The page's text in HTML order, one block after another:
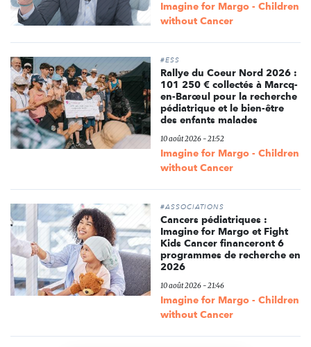
Imagine for Margo - Children
without Cancer
#ESS
Rallye du Coeur Nord 2026 :
101 250 € collectés à Marcq-
en-Barœul pour la recherche
pédiatrique et le bien-être
des enfants malades
10 août 2026 - 21:52
Imagine for Margo - Children
without Cancer
#ASSOCIATIONS
Cancers pédiatriques :
Imagine for Margo et Fight
Kids Cancer financeront 6
programmes de recherche en
2026
10 août 2026 - 21:46
Imagine for Margo - Children
without Cancer